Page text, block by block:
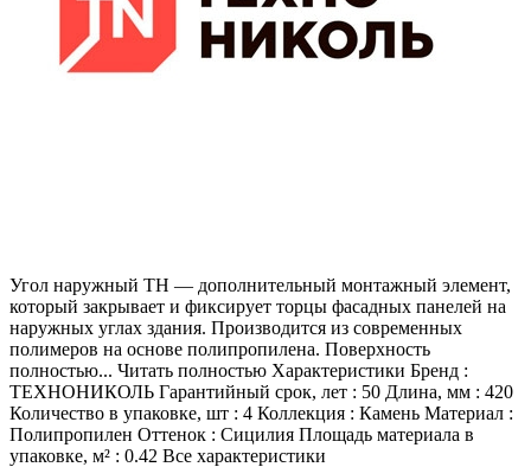
Угол наружный ТН — дополнительный монтажный элемент,
который закрывает и фиксирует торцы фасадных панелей на
наружных углах здания. Производится из современных
полимеров на основе полипропилена. Поверхность
полностью... Читать полностью Характеристики Бренд :
ТЕХНОНИКОЛЬ Гарантийный срок, лет : 50 Длина, мм : 420
Количество в упаковке, шт : 4 Коллекция : Камень Материал :
Полипропилен Оттенок : Сицилия Площадь материала в
упаковке, м² : 0.42 Все характеристики